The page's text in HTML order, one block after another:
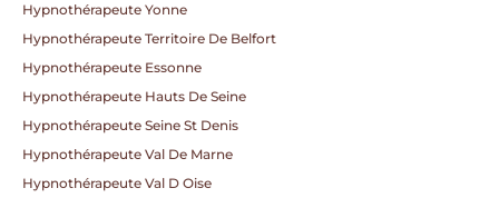
Hypnothérapeute Yonne
Hypnothérapeute Territoire De Belfort
Hypnothérapeute Essonne
Hypnothérapeute Hauts De Seine
Hypnothérapeute Seine St Denis
Hypnothérapeute Val De Marne
Hypnothérapeute Val D Oise